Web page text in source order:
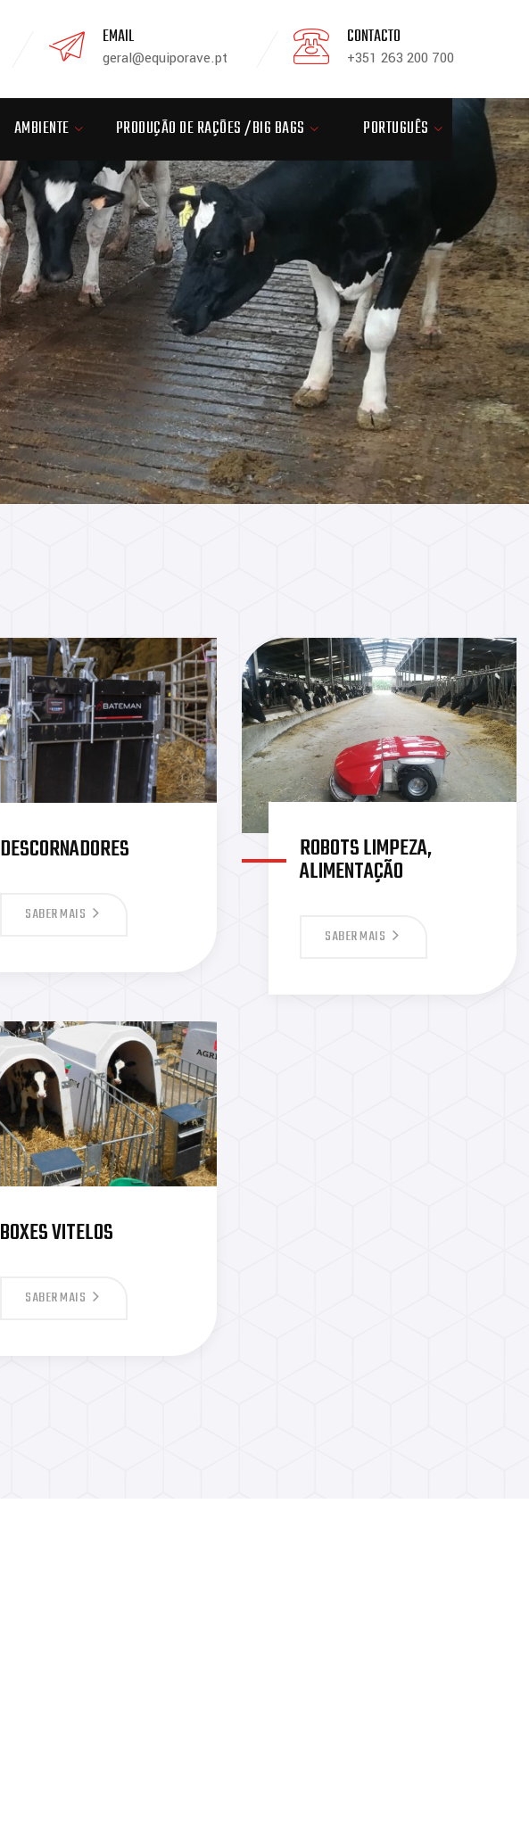
EMAIL
geral@equiporave.pt
CONTACTO
+351 263 200 700
AMBIENTE PRODUÇÃO DE RAÇÕES /BIG BAGS PORTUGUÊS
DESCORNADORES
SABER MAIS
ROBOTS LIMPEZA,
ALIMENTAÇÃO
SABER MAIS
BOXES VITELOS
SABER MAIS